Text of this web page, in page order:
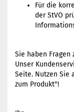
Für die
der StVO
Sie haben Fragen
Unser
Seite. Nutzen Sie
zum Produkt"!